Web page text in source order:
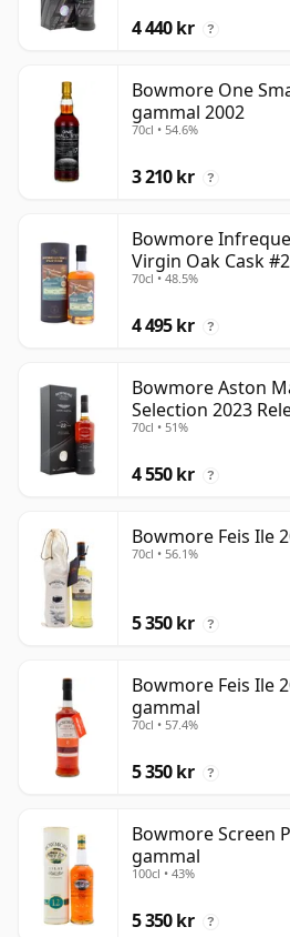
4 440 kr ?
Bowmore One
gammal 2002
70cl • 54.6%
3 210 kr ?
Bowmore
Virgin Oak Cask
gammal
70cl • 48.5%
4 495 kr ?
Bowmore Aston
Selection 2023
gammal
70cl • 51%
4 550 kr ?
Bowmore Feis Ile
70cl • 56.1%
5 350 kr ?
Bowmore Feis Ile
gammal
70cl • 57.4%
5 350 kr ?
Bowmore Screen
gammal
100cl • 43%
5 350 kr ?